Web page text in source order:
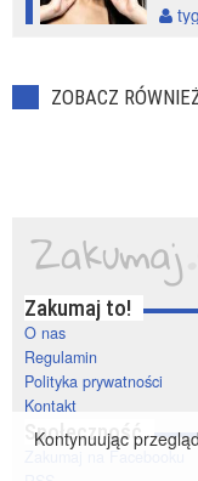
ZOBACZ
Zakumaj to!
O nas
Regulamin
Polityka prywatności
Kontakt
Społeczność
Zakumaj na Facebooku
Kontynuując